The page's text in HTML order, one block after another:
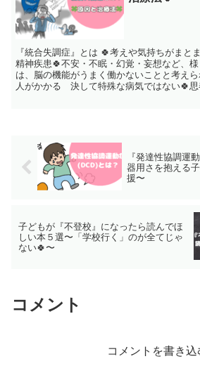
『統合失調症』とは 🍀考えや気持ちがまと
精神疾患🍀不安・不眠・幻覚・妄想など、
は、脳の機能がうまく働かないことと考え
人がかかる 決して特殊な病気ではない🍀
『発達性協調運
器用さを抱える
援〜
子どもが『不登校』になったら読んでほ
しい本５選〜「学校行く」のが全てじゃ
ない🍀〜
コメント
コメントを書き込